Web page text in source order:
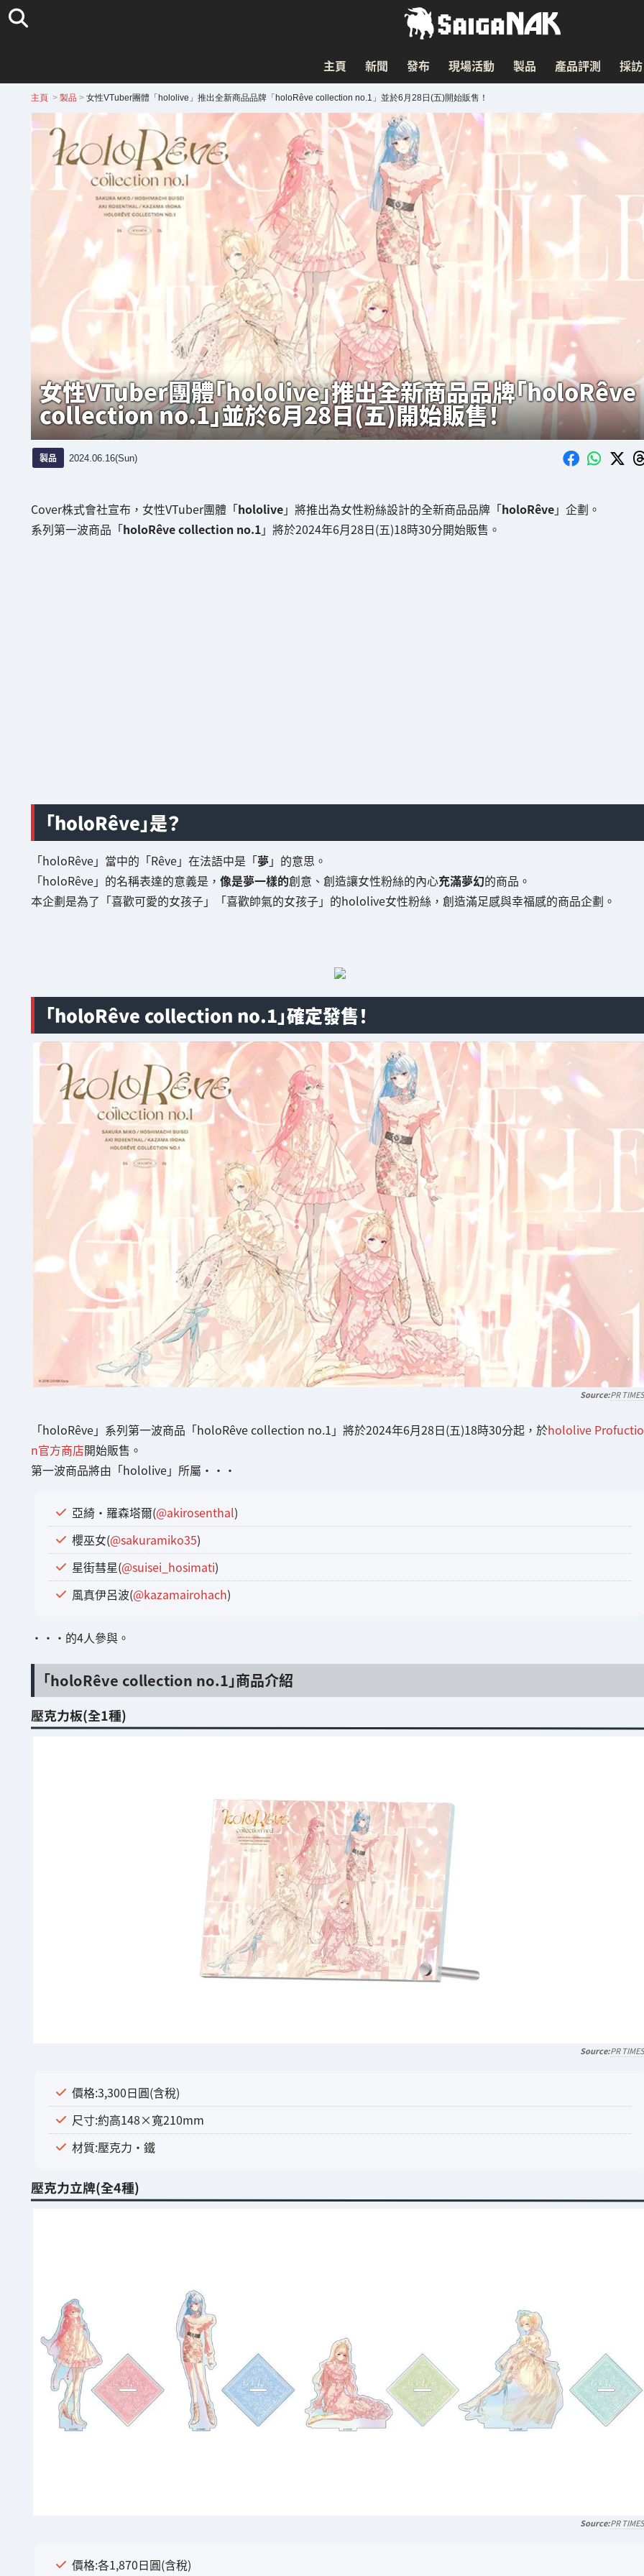
主頁 新聞 發布 現場活動 製品 產品評測 採訪
主頁 > 製品 > 女性VTuber團體「hololive」推出全新商品品牌「holoRêve collection no.1」並於6月28日(五)開始販售！
女性VTuber團體「hololive」推出全新商品品牌「holoRêve
collection no.1」並於6月28日(五)開始販售！
製品 2024.06.16(Sun)
Cover株式會社宣布，女性VTuber團體「hololive」將推出為女性粉絲設計的全新商品品牌「holoRêve」企劃。
系列第一波商品「holoRêve collection no.1」將於2024年6月28日(五)18時30分開始販售。
「holoRêve」是？
「holoRêve」當中的「Rêve」在法語中是「夢」的意思。
「holoRêve」的名稱表達的意義是， 像是夢一樣的創意、創造讓女性粉絲的內心充滿夢幻的商品。
本企劃是為了「喜歡可愛的女孩子」「喜歡帥氣的女孩子」的hololive女性粉絲，創造滿足感與幸福感的商品企劃。
「holoRêve collection no.1」確定發售！
PR TIMES
「holoRêve」系列第一波商品「holoRêve collection no.1」將於2024年6月28日(五)18時30分起，於hololive Profuctio
n官方商店開始販售。
第一波商品將由「hololive」所屬・・・
亞綺・羅森塔爾(@akirosenthal)
櫻巫女(@sakuramiko35)
星街彗星(@suisei_hosimati)
風真伊呂波(@kazamairohach)
・・・的4人參與。
「holoRêve collection no.1」商品介紹
壓克力板(全1種)
PR TIMES
價格:3,300日圓(含稅)
尺寸:約高148×寬210mm
材質:壓克力・鐵
壓克力立牌(全4種)
PR TIMES
價格:各1,870日圓(含稅)